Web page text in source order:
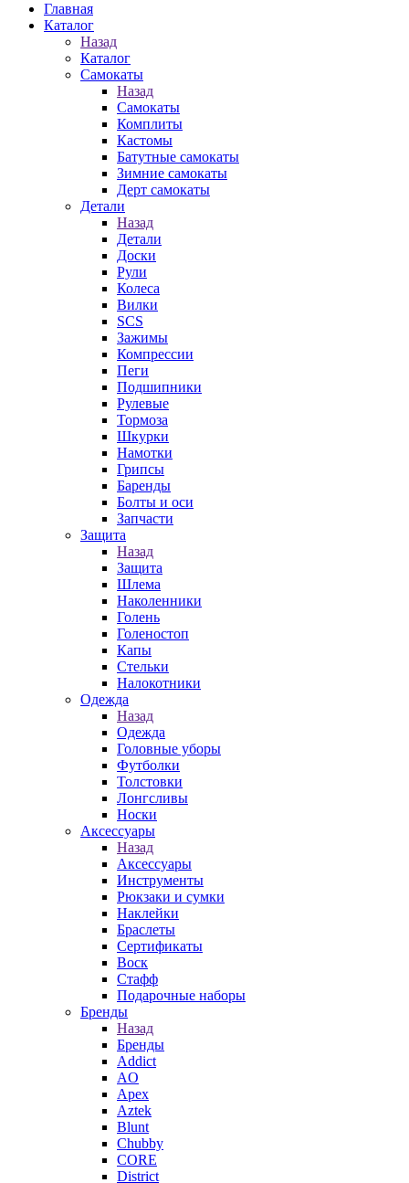
Главная
Каталог
Назад
Каталог
Самокаты
Назад
Самокаты
Комплиты
Кастомы
Батутные самокаты
Зимние самокаты
Дерт самокаты
Детали
Назад
Детали
Доски
Рули
Колеса
Вилки
SCS
Зажимы
Компрессии
Пеги
Подшипники
Рулевые
Тормоза
Шкурки
Намотки
Грипсы
Баренды
Болты и оси
Запчасти
Защита
Назад
Защита
Шлема
Наколенники
Голень
Голеностоп
Капы
Стельки
Налокотники
Одежда
Назад
Одежда
Головные уборы
Футболки
Толстовки
Лонгсливы
Носки
Аксессуары
Назад
Аксессуары
Инструменты
Рюкзаки и сумки
Наклейки
Браслеты
Сертификаты
Воск
Стафф
Подарочные наборы
Бренды
Назад
Бренды
Addict
AO
Apex
Aztek
Blunt
Chubby
CORE
District